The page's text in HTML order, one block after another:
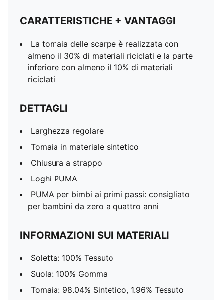
CARATTERISTICHE + VANTAGGI
La tomaia delle scarpe è realizzata con
almeno il 30% di materiali riciclati e la parte
inferiore con almeno il 10% di materiali
riciclati
DETTAGLI
Larghezza regolare
Tomaia in materiale sintetico
Chiusura a strappo
Loghi PUMA
PUMA per bimbi ai primi passi: consigliato
per bambini da zero a quattro anni
INFORMAZIONI SUI MATERIALI
Soletta: 100% Tessuto
Suola: 100% Gomma
Tomaia: 98.04% Sintetico, 1.96% Tessuto